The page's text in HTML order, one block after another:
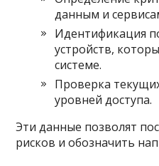
данным и
Идентификация
устройств,
системе.
Проверка
уровней доступа.
Эти данные позволят
рисков и обозначить